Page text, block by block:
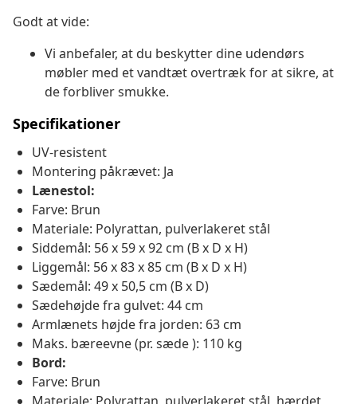
Godt at vide:
Vi anbefaler, at du beskytter dine udendørs
møbler med et vandtæt overtræk for at sikre, at
de forbliver smukke.
Specifikationer
UV-resistent
Montering påkrævet: Ja
Lænestol:
Farve: Brun
Materiale: Polyrattan, pulverlakeret stål
Siddemål: 56 x 59 x 92 cm (B x D x H)
Liggemål: 56 x 83 x 85 cm (B x D x H)
Sædemål: 49 x 50,5 cm (B x D)
Sædehøjde fra gulvet: 44 cm
Armlænets højde fra jorden: 63 cm
Maks. bæreevne (pr. sæde ): 110 kg
Bord:
Farve: Brun